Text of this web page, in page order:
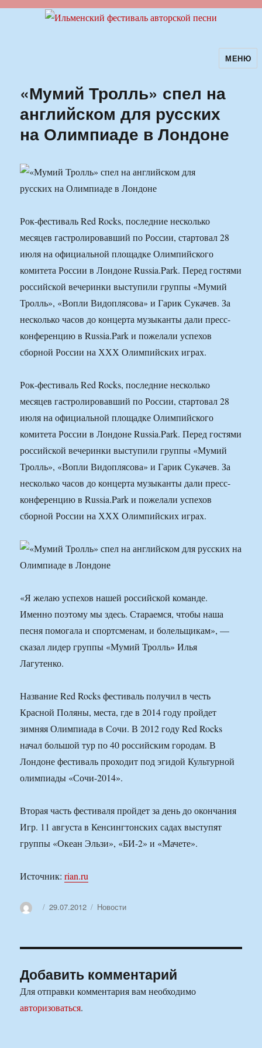
Ильменский фестиваль авторскойМЕНЮ
«Мумий Тролль» спел на
английском для русских
на Олимпиаде в Лондоне
Рок-фестиваль Red Rocks, последние несколько
месяцев гастролировавший по России, стартовал 28
июля на официальной площадке Олимпийского
комитета России в Лондоне Russia.Park. Перед гостями
российской вечеринки выступили группы «Мумий
Тролль», «Вопли Видоплясова» и Гарик Сукачев. За
несколько часов до концерта музыканты дали пресс-
конференцию в Russia.Park и пожелали успехов
сборной России на ХХХ Олимпийских играх.
Рок-фестиваль Red Rocks, последние несколько
месяцев гастролировавший по России, стартовал 28
июля на официальной площадке Олимпийского
комитета России в Лондоне Russia.Park. Перед гостями
российской вечеринки выступили группы «Мумий
Тролль», «Вопли Видоплясова» и Гарик Сукачев. За
несколько часов до концерта музыканты дали пресс-
конференцию в Russia.Park и пожелали успехов
сборной России на ХХХ Олимпийских играх.
«Я желаю успехов нашей российской команде.
Именно поэтому мы здесь. Стараемся, чтобы наша
песня помогала и спортсменам, и болельщикам», —
сказал лидер группы «Мумий Тролль» Илья
Лагутенко.
Название Red Rocks фестиваль получил в честь
Красной Поляны, места, где в 2014 году пройдет
зимняя Олимпиада в Сочи. В 2012 году Red Rocks
начал большой тур по 40 российским городам. В
Лондоне фестиваль проходит под эгидой Культурной
олимпиады «Сочи-2014».
Вторая часть фестиваля пройдет за день до окончания
Игр. 11 августа в Кенсингтонских садах выступят
группы «Океан Эльзи», «БИ-2» и «Мачете».
Источник:rian.ru
АвторОпубликовано
29.07.2012 Рубрики
Новости
Добавить комментарий
Для отправки комментария вам необходимо
авторизоваться.